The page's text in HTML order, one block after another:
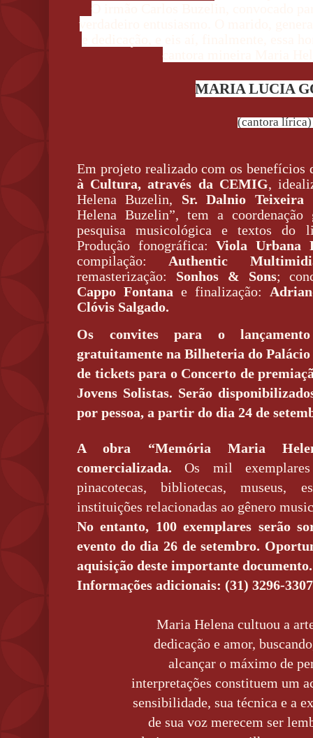
O irmão Carlos Buzelin, convocado
verdadeiro entusiasmo. O marido,
cantora mineira Maria
MARIA LUCIA
(cantora
Em projeto realizado com os benefícios
à Cultura, através da CEMIG,
Helena Buzelin, Sr. Dalnio Teixeira
Helena Buzelin”, tem a
pesquisa musicológica e textos
Produção fonográfica:Viola Urbana
compilação: Authentic
remasterização: Sonhos & Sons; c
Cappo Fontana e finalização:
Clóvis Salgado.
Os convites para o
gratuitamente na Bilheteria do Palácio
de tickets para o Concerto de
Jovens Solistas. Serão
por pessoa, a partir do dia 24 de
A obra “Memória Maria
comercializada.Os mil
pinacotecas, bibliotecas, museus,
instituições relacionadas ao gênero
No entanto, 100 exemplares serão
evento do dia 26 de setembro.
aquisição deste importante documento.
Informações adicionais: (31) 3296-3307
Maria Helena cultuou a
dedicação e amor,
alcançar o máximo de
interpretações constituem um
sensibilidade, sua técnica e a
de sua voz merecem ser